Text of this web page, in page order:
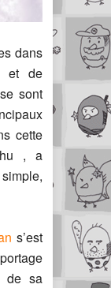
dans
et de
sont
cette
, a
s’est
de sa